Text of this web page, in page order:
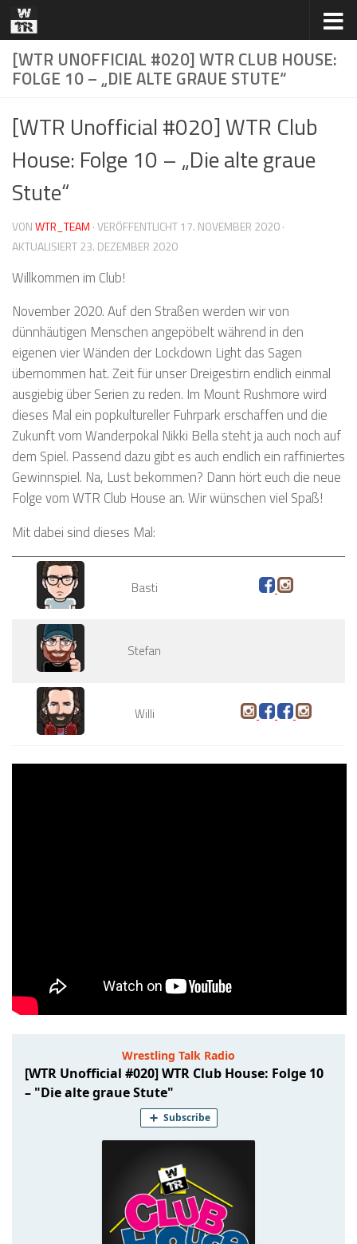
Zum Inhalt springen
[WTR UNOFFICIAL #020] WTR CLUB HOUSE:
FOLGE 10 – „DIE ALTE GRAUE STUTE“
[WTR Unofficial #020] WTR Club
House: Folge 10 – „Die alte graue
Stute“
VONWTR_TEAM · VERÖFFENTLICHT17. NOVEMBER 2020·
AKTUALISIERT23. DEZEMBER 2020
Willkommen im Club!
November 2020. Auf den Straßen werden wir von
dünnhäutigen Menschen angepöbelt während in den
eigenen vier Wänden der Lockdown Light das Sagen
übernommen hat. Zeit für unser Dreigestirn endlich einmal
ausgiebig über Serien zu reden. Im Mount Rushmore wird
dieses Mal ein popkultureller Fuhrpark erschaffen und die
Zukunft vom Wanderpokal Nikki Bella steht ja auch noch auf
dem Spiel. Passend dazu gibt es auch endlich ein raffiniertes
Gewinnspiel. Na, Lust bekommen? Dann hört euch die neue
Folge vom WTR Club House an. Wir wünschen viel Spaß!
Mit dabei sind dieses Mal:
Basti
Stefan
Willi